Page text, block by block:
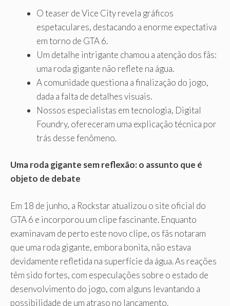
O teaser de Vice City revela gráficos
espetaculares, destacando a enorme expectativa
em torno de GTA 6.
Um detalhe intrigante chamou a atenção dos fãs:
uma roda gigante não reflete na água.
A comunidade questiona a finalização do jogo,
dada a falta de detalhes visuais.
Nossos especialistas em tecnologia, Digital
Foundry, ofereceram uma explicação técnica por
trás desse fenômeno.
Uma roda gigante sem reflexão: o assunto que é
objeto de debate
Em 18 de junho, a Rockstar atualizou o site oficial do
GTA 6 e incorporou um clipe fascinante. Enquanto
examinavam de perto este novo clipe, os fãs notaram
que uma roda gigante, embora bonita, não estava
devidamente refletida na superfície da água. As reações
têm sido fortes, com especulações sobre o estado de
desenvolvimento do jogo, com alguns levantando a
possibilidade de um atraso no lançamento.